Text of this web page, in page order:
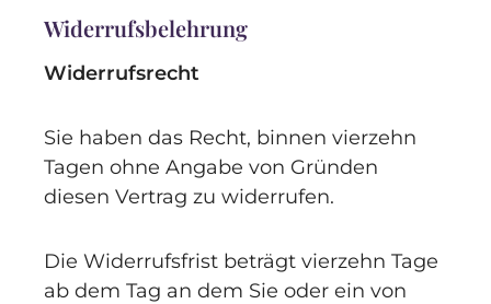
Widerrufsbelehrung
Widerrufsrecht
Sie haben das Recht, binnen vierzehn
Tagen ohne Angabe von Gründen
diesen Vertrag zu widerrufen.
Die Widerrufsfrist beträgt vierzehn Tage
ab dem Tag an dem Sie oder ein von